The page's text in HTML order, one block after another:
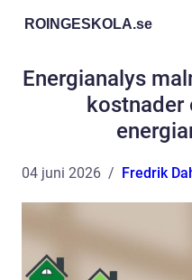
ROINGESKOLA.se
Energianalys
kostnader
04 juni 2026 Fredrik